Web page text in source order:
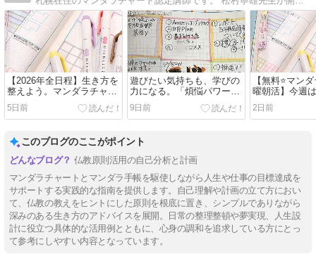
【2026年全日程】生き方を
整えよう。マンダラチャー
トで自己理解を深めるオン
ライン講座
5日前
遊びたい気持ちも、学びの
力になる。「煩悩パワー」
で夏休みを計画してみ
た！！
9日前
【無料⭐️マン
曜朝活】今週
(日)の開催で
なく！
2日前
このブログのここがポイント
仏教原則活用の自己分析と計画
マンダラチャートとマンダラ手帳を駆使しながら人生や仕事の目標達成を
サポートする実践的な指南を提供します。自己理解や計画の立て方におい
て、仏教の教えをヒントにした原則を根底に置き、シンプルでありながら
深みのある生き方のアドバイスを展開。日常の整理整頓や夢実現、人生設
計に役立つ具体的な活用例とともに、心身の調和を追求している方にとっ
て参考にしやすい内容となっています。